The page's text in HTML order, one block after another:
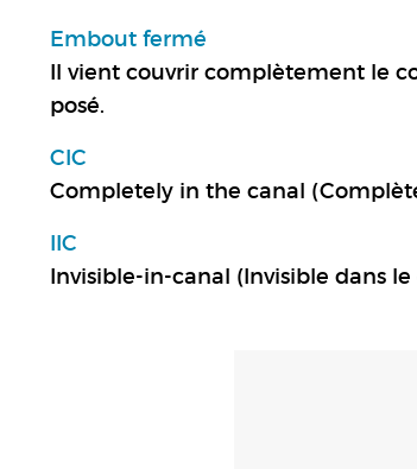
Embout fermé
Il vient couvrir complètement le
posé.
CIC
Completely in the canal
IIC
Invisible-in-canal (Invisible dans